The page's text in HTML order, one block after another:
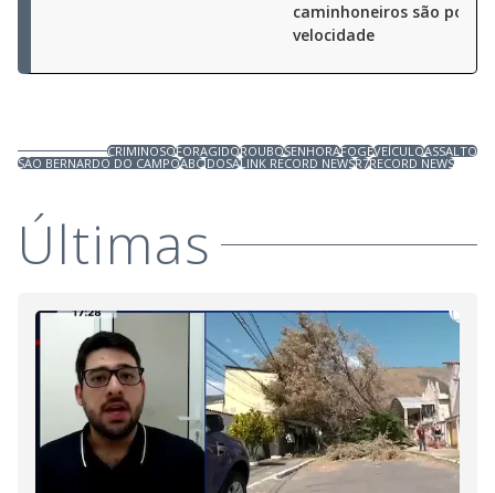
caminhoneiros são por
velocidade
CRIMINOSOFORAGIDOROUBOSENHORAFOGEVEÍCULOASSALTO
SÃO BERNARDO DO CAMPOABCIDOSALINK RECORD NEWSR7RECORD NEWS
Últimas